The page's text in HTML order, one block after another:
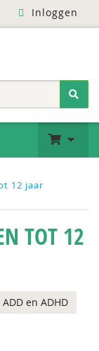
Inloggen
12 jaar
TOT 12
en ADHD